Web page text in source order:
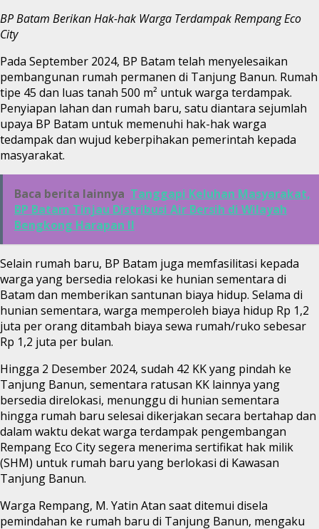
BP Batam Berikan Hak-hak Warga Terdampak Rempang Eco
City
Pada September 2024, BP Batam telah menyelesaikan
pembangunan rumah permanen di Tanjung Banun. Rumah
tipe 45 dan luas tanah 500 m² untuk warga terdampak.
Penyiapan lahan dan rumah baru, satu diantara sejumlah
upaya BP Batam untuk memenuhi hak-hak warga
tedampak dan wujud keberpihakan pemerintah kepada
masyarakat.
Baca berita lainnya Tanggapi Keluhan Masyarakat,
BP Batam Tinjau Distribusi Air Bersih di Wilayah
Bengkong Harapan II
Selain rumah baru, BP Batam juga memfasilitasi kepada
warga yang bersedia relokasi ke hunian sementara di
Batam dan memberikan santunan biaya hidup. Selama di
hunian sementara, warga memperoleh biaya hidup Rp 1,2
juta per orang ditambah biaya sewa rumah/ruko sebesar
Rp 1,2 juta per bulan.
Hingga 2 Desember 2024, sudah 42 KK yang pindah ke
Tanjung Banun, sementara ratusan KK lainnya yang
bersedia direlokasi, menunggu di hunian sementara
hingga rumah baru selesai dikerjakan secara bertahap dan
dalam waktu dekat warga terdampak pengembangan
Rempang Eco City segera menerima sertifikat hak milik
(SHM) untuk rumah baru yang berlokasi di Kawasan
Tanjung Banun.
Warga Rempang, M. Yatin Atan saat ditemui disela
pemindahan ke rumah baru di Tanjung Banun, mengaku